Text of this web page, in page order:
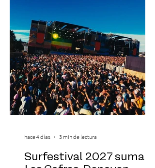
Centro Cultural Estación Mapocho, espacio
que albergará durante dos jornadas una
pro
Surfestival 2027 suma a
hace 4 días 3 min de lectura